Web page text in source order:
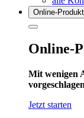
Online-
Online-
Mit wenigen
Jetzt starten